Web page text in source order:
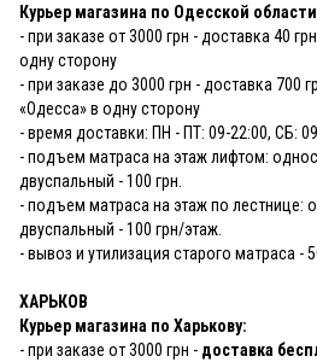
Курьер магазина по Одесской
- при заказе от 3000 грн - доставка 40
одну сторону
- при заказе до 3000 грн - доставка 700
«Одесса» в одну сторону
- время доставки: ПН - ПТ: 09-22:00, СБ:
- подъем матраса на этаж лифтом:
двуспальный - 100 грн.
- подъем матраса на этаж по лестнице:
двуспальный - 100 грн/этаж.
- вывоз и утилизация старого матраса -
ХАРЬКОВ
Курьер магазина по Харькову:
- при заказе от 3000 грн - доставка